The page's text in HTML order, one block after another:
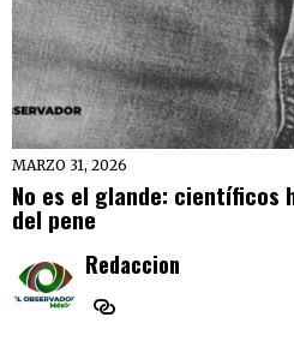
MARZO 31, 2026
No es el glande: científicos
del pene
Redaccion